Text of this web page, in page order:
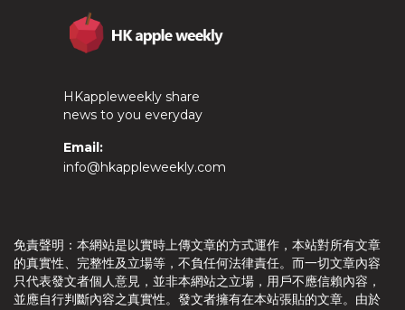
HKappleweekly share
news to you everyday
Email:
info@hkappleweekly.com
免責聲明：本網站是以實時上傳文章的方式運作，本站對所有文章
的真實性、完整性及立場等，不負任何法律責任。而一切文章內容
只代表發文者個人意見，並非本網站之立場，用戶不應信賴內容，
並應自行判斷內容之真實性。發文者擁有在本站張貼的文章。由於